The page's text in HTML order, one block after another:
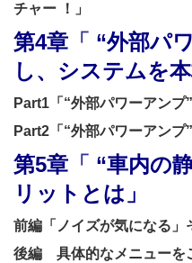
チャー ！」
第4章 「 “外部パ
し、システムを
Part1 「“外部パワーアン
Part2 「“外部パワーアンプ
第5章 「 “車内の
リットとは 」
前編 「 ノイズが気になる」
後編 具体的なメニューを